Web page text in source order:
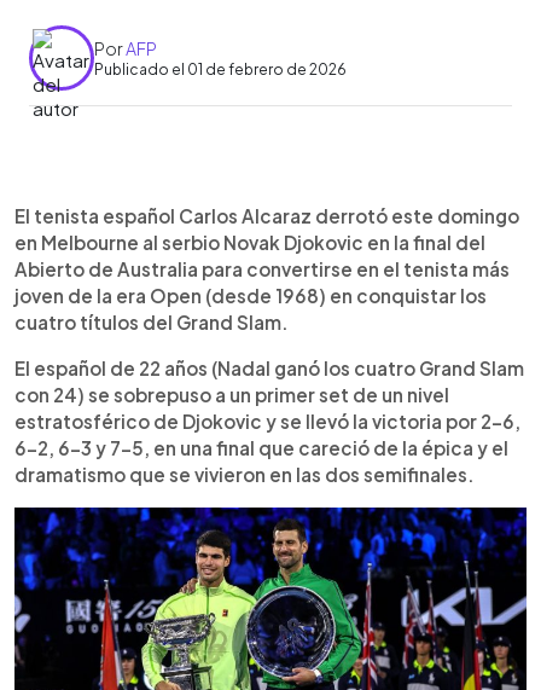
PorAFP
Publicado el 01 de febrero de 2026
► Escuchar artículo
Carlos Alcaraz derrotó a Novak Djokovic en la final
del Abierto de Australia y completó el Grand Slam,
convirtiéndose en el tenista más joven de la era
Open en ganar los cuatro grandes. El español de
22 años se impuso por 2-6, 6-2, 6-3 y 7-5,
de juego. El triunfo le permite afianzarse como
número uno del ranking ATP y sumar su séptimo
título de Grand Slam. Djokovic, de casi 39 años,
volvió a quedarse a las puertas del histórico título
25. Tras el partido, ambos se dedicaron elogios
mutuos, en una final presenciada por Rafael Nadal
en Melbourne.
El tenista español Carlos Alcaraz derrotó este domingo
en Melbourne al serbio Novak Djokovic en la final del
Abierto de Australia para convertirse en el tenista más
joven de la era Open (desde 1968) en conquistar los
cuatro títulos del Grand Slam.
El español de 22 años (Nadal ganó los cuatro Grand Slam
con 24) se sobrepuso a un primer set de un nivel
estratosférico de Djokovic y se llevó la victoria por 2-6,
6-2, 6-3 y 7-5, en una final que careció de la épica y el
dramatismo que se vivieron en las dos semifinales.